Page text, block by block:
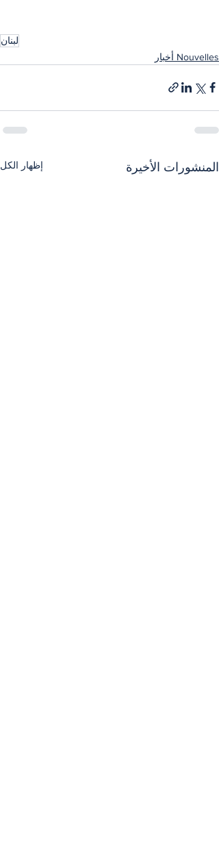
لبنان
Nouvelles أخبار
المنشورات الأخيرة إظهار الكل